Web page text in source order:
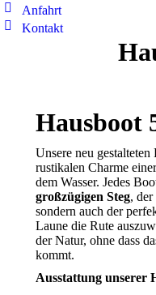
Anfahrt
Kontakt
Hausboot
Unsere neu
rustikalen Charme
dem Wasser. Jedes
großzügigen Steg,
sondern auch der
Laune die Rute
der Natur, ohne dass
kommt.
Ausstattung unserer